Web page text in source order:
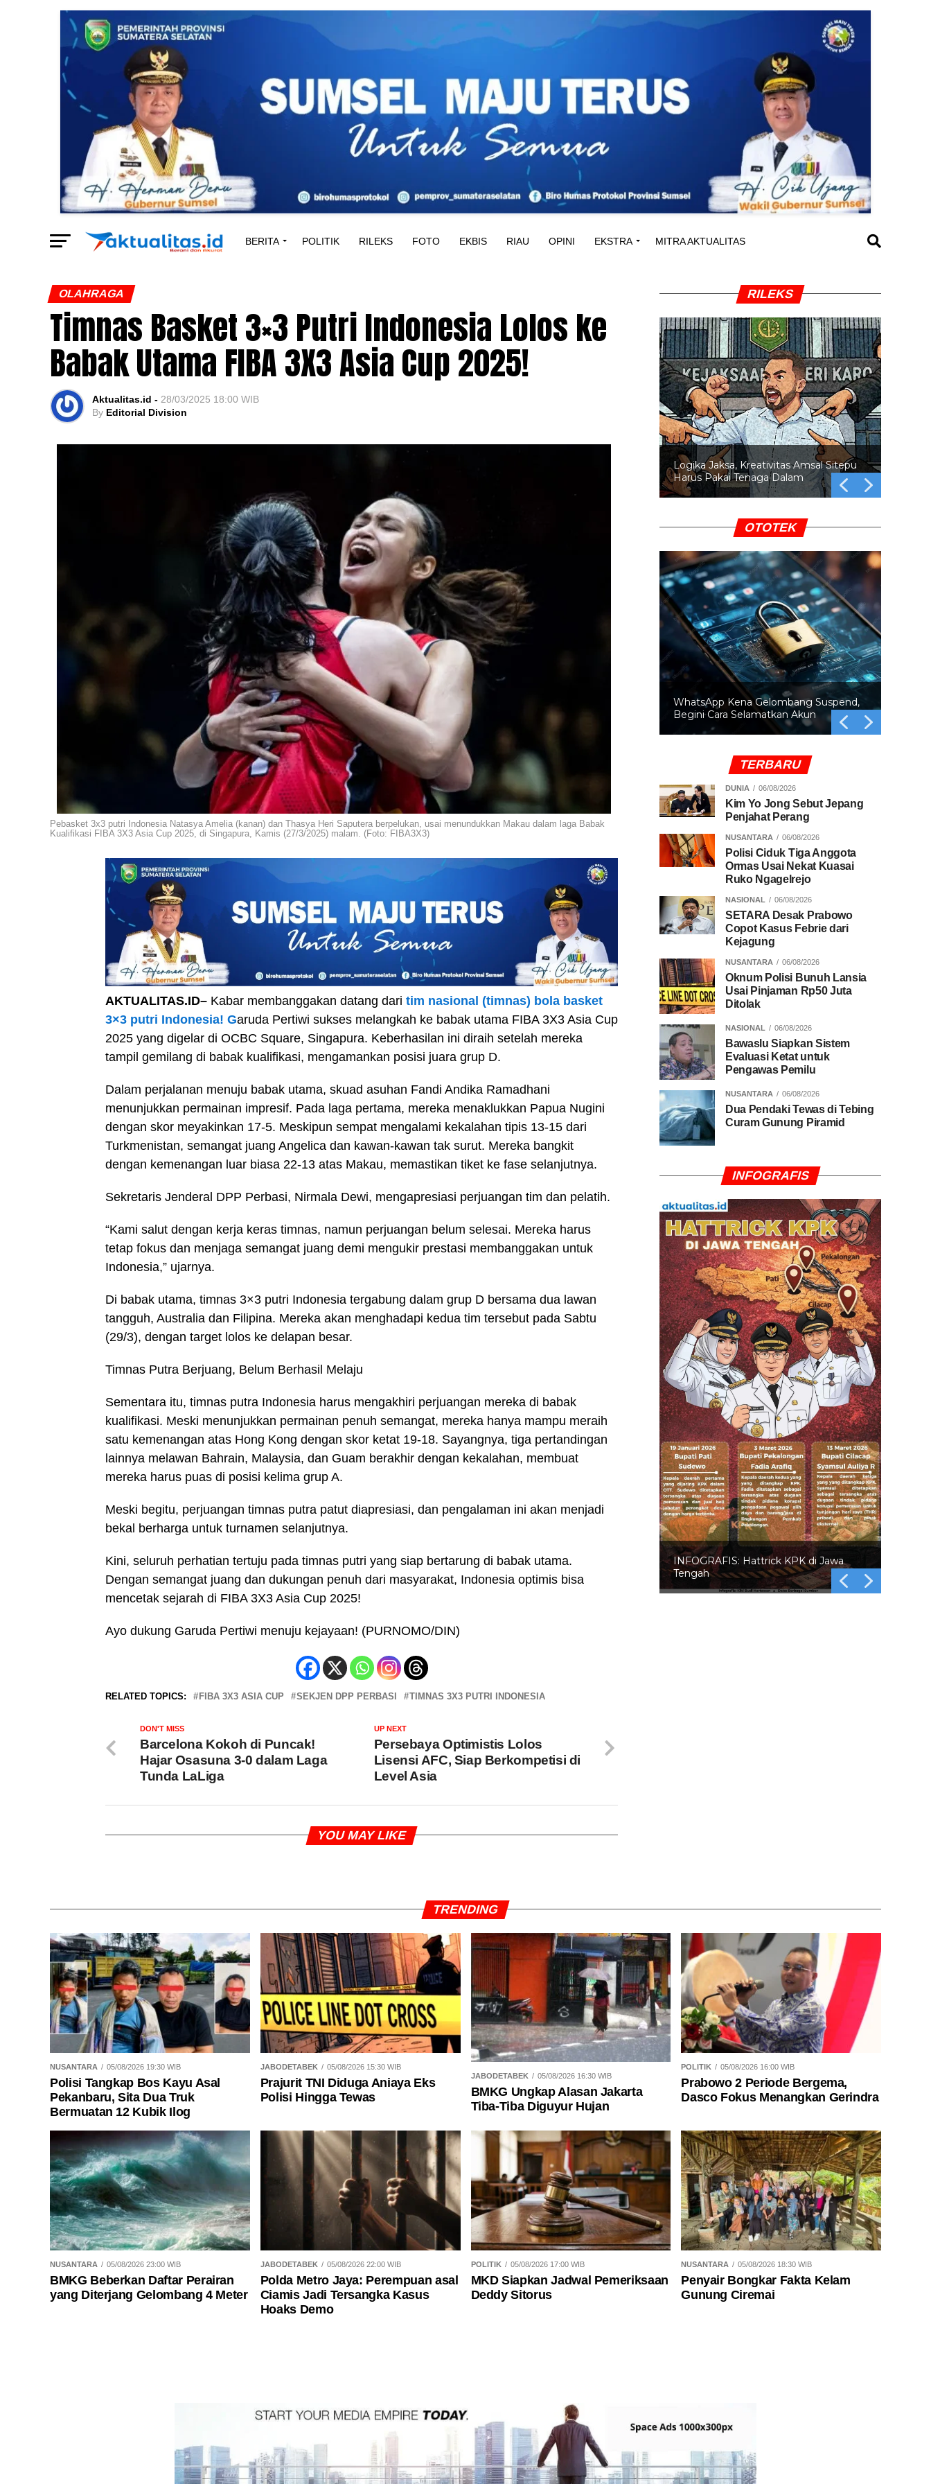
BERITA POLITIK RILEKS FOTO EKBIS RIAU OPINI EKSTRA MITRA AKTUALITAS
OLAHRAGA
Timnas Basket 3×3 Putri Indonesia Lolos ke
Babak Utama FIBA 3X3 Asia Cup 2025!
Aktualitas.id - 28/03/2025 18:00 WIB
By Editorial Division
Pebasket 3x3 putri Indonesia Natasya Amelia (kanan) dan Thasya Heri Saputera berpelukan, usai menundukkan Makau dalam laga Babak
Kualifikasi FIBA 3X3 Asia Cup 2025, di Singapura, Kamis (27/3/2025) malam. (Foto: FIBA3X3)
AKTUALITAS.ID– Kabar membanggakan datang dari tim nasional (timnas) bola basket
3×3 putri Indonesia! Garuda Pertiwi sukses melangkah ke babak utama FIBA 3X3 Asia Cup
2025 yang digelar di OCBC Square, Singapura. Keberhasilan ini diraih setelah mereka
tampil gemilang di babak kualifikasi, mengamankan posisi juara grup D.
Dalam perjalanan menuju babak utama, skuad asuhan Fandi Andika Ramadhani
menunjukkan permainan impresif. Pada laga pertama, mereka menaklukkan Papua Nugini
dengan skor meyakinkan 17-5. Meskipun sempat mengalami kekalahan tipis 13-15 dari
Turkmenistan, semangat juang Angelica dan kawan-kawan tak surut. Mereka bangkit
dengan kemenangan luar biasa 22-13 atas Makau, memastikan tiket ke fase selanjutnya.
Sekretaris Jenderal DPP Perbasi, Nirmala Dewi, mengapresiasi perjuangan tim dan pelatih.
“Kami salut dengan kerja keras timnas, namun perjuangan belum selesai. Mereka harus
tetap fokus dan menjaga semangat juang demi mengukir prestasi membanggakan untuk
Indonesia,” ujarnya.
Di babak utama, timnas 3×3 putri Indonesia tergabung dalam grup D bersama dua lawan
tangguh, Australia dan Filipina. Mereka akan menghadapi kedua tim tersebut pada Sabtu
(29/3), dengan target lolos ke delapan besar.
Timnas Putra Berjuang, Belum Berhasil Melaju
Sementara itu, timnas putra Indonesia harus mengakhiri perjuangan mereka di babak
kualifikasi. Meski menunjukkan permainan penuh semangat, mereka hanya mampu meraih
satu kemenangan atas Hong Kong dengan skor ketat 19-18. Sayangnya, tiga pertandingan
lainnya melawan Bahrain, Malaysia, dan Guam berakhir dengan kekalahan, membuat
mereka harus puas di posisi kelima grup A.
Meski begitu, perjuangan timnas putra patut diapresiasi, dan pengalaman ini akan menjadi
bekal berharga untuk turnamen selanjutnya.
Kini, seluruh perhatian tertuju pada timnas putri yang siap bertarung di babak utama.
Dengan semangat juang dan dukungan penuh dari masyarakat, Indonesia optimis bisa
mencetak sejarah di FIBA 3X3 Asia Cup 2025!
Ayo dukung Garuda Pertiwi menuju kejayaan! (PURNOMO/DIN)
RELATED TOPICS: FIBA 3X3 ASIA CUP SEKJEN DPP PERBASI TIMNAS 3X3 PUTRI INDONESIA
UP NEXT
Persebaya Optimistis Lolos
Lisensi AFC, Siap Berkompetisi di
Level Asia
DON'T MISS
Barcelona Kokoh di Puncak!
Hajar Osasuna 3-0 dalam Laga
Tunda LaLiga
YOU MAY LIKE
RILEKS
Swafoto di Lokasi Bencana: Empati
atau Pamer?
OTOTEK
BRIN Ingatkan Orbit Bumi Makin Padat
Ancaman Tabrakan Satelit Mengintai
TERBARU
DUNIA 06/08/2026
Kim Yo Jong Sebut Jepang
Penjahat Perang
NUSANTARA 06/08/2026
Polisi Ciduk Tiga Anggota
Ormas Usai Nekat Kuasai
Ruko Ngagelrejo
NASIONAL 06/08/2026
SETARA Desak Prabowo
Copot Kasus Febrie dari
Kejagung
NUSANTARA 06/08/2026
Oknum Polisi Bunuh Lansia
Usai Pinjaman Rp50 Juta
Ditolak
NASIONAL 06/08/2026
Bawaslu Siapkan Sistem
Evaluasi Ketat untuk
Pengawas Pemilu
NUSANTARA 06/08/2026
Dua Pendaki Tewas di Tebing
Curam Gunung Piramid
INFOGRAFIS
INFOGRAFIS: 5 Anggota DPR
Dinonaktifkan
TRENDING
NUSANTARA 05/08/2026 19:30 WIB
Polisi Tangkap Bos Kayu Asal
Pekanbaru, Sita Dua Truk
Bermuatan 12 Kubik Ilog
JABODETABEK 05/08/2026 15:30 WIB
Prajurit TNI Diduga Aniaya Eks
Polisi Hingga Tewas
JABODETABEK 05/08/2026 16:30 WIB
BMKG Ungkap Alasan Jakarta
Tiba-Tiba Diguyur Hujan
POLITIK 05/08/2026 16:00 WIB
Prabowo 2 Periode Bergema,
Dasco Fokus Menangkan Gerindra
NUSANTARA 05/08/2026 23:00 WIB
BMKG Beberkan Daftar Perairan
yang Diterjang Gelombang 4 Meter
JABODETABEK 05/08/2026 22:00 WIB
Polda Metro Jaya: Perempuan asal
Ciamis Jadi Tersangka Kasus
Hoaks Demo
POLITIK 05/08/2026 17:00 WIB
MKD Siapkan Jadwal Pemeriksaan
Deddy Sitorus
NUSANTARA 05/08/2026 18:30 WIB
Penyair Bongkar Fakta Kelam
Gunung Ciremai